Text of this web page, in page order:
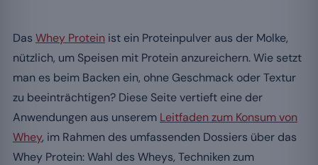
Das Whey Protein ist ein Proteinpulver aus der Molke,
nützlich, um Speisen mit Protein anzureichern. Wie setzt
man es beim Backen ein, ohne Geschmack oder Textur
zu beeinträchtigen? Diese Seite vertieft eine der
Anwendungen aus unserem Leitfaden zum Konsum von
Whey, im Rahmen des umfassenden Dossiers über das
Whey Protein: Wahl des Wheys, Techniken zum